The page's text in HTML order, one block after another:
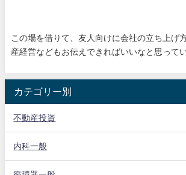
この場を借りて、友人向けに会社の立ち上げ
産経営などもお伝えできればいいなと思ってい
カテゴリー別
不動産投資
内科一般